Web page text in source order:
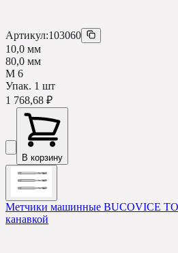
Артикул:103060
10,0 мм
80,0 мм
М 6
Упак. 1 шт
1 768,68 ₽
В корзину
Метчики машинные BUCOVICE
канавкой